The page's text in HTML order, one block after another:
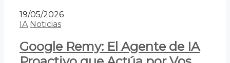
19/05/2026
IA Noticias
Google Remy: El Agente de IA